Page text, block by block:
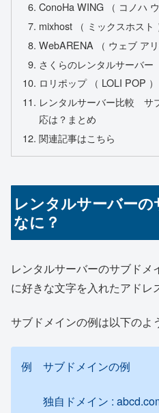
ConoHa WING （ コノハ ウ
mixhost （ ミックスホスト
WebARENA （ ウェブ アリ
さくらのレンタルサーバー
ロリポップ （ LOLI POP ）
レンタルサーバー比較 サ
応は？まとめ
関連記事はこちら
レンタルサーバー
なに？
レンタルサーバーのサブド
に好きな文字を入れたアドレ
サブドメインの例は以下のよ
例 サブドメインの例
独自ドメイン :